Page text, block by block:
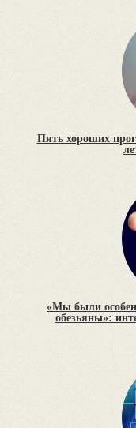
Пять хороших
«Мы были
обезьяны»: